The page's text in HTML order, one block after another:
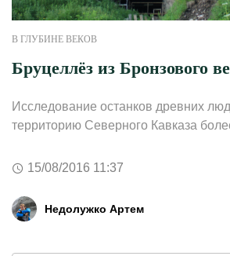
В ГЛУБИНЕ ВЕКОВ
Бруцеллёз из Бронзового
Исследование останков древних
территорию Северного Кавказа
15/08/2016 11:37
Недолужко Артем